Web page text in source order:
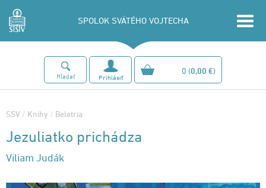
SPOLOK SVÄTÉHO VOJTECHA
Hľadať Prihlásiť
0 (0,00 €)
SSV / Knihy / Beletria
Jezuliatko prichádza
Viliam Judák